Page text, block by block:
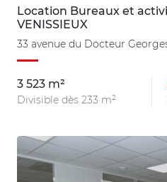
Location Bureaux et
VENISSIEUX
33 avenue du Docteur
3 523 m²
Divisible dès 233 m²